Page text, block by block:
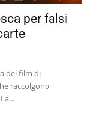
per falsi
del film di
raccolgono
credenziali personali e informazioni bancarie. La...